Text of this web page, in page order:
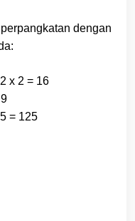
dengan
x 2 = 16
= 125